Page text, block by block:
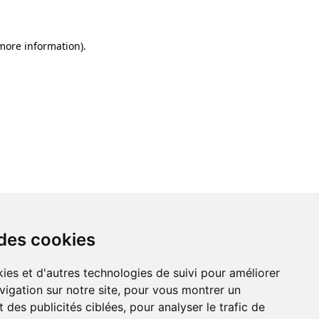
cookies
et d'autres technologies de suivi pour améliorer
sur notre site, pour vous montrer un
des publicités ciblées, pour analyser le trafic de
information).